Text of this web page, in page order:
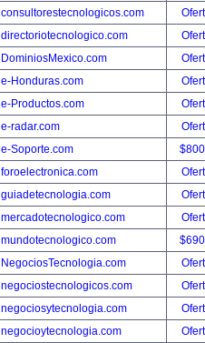
consultorestecnologicos.com
directoriotecnologico.com
DominiosMexico.com
e-Honduras.com
e-Productos.com
e-radar.com
e-Soporte.com
foroelectronica.com
guiadetecnologia.com
mercadotecnologico.com
mundotecnologico.com
NegociosTecnologia.com
negociostecnologicos.com
negociosytecnologia.com
negocioytecnologia.com